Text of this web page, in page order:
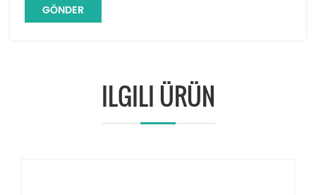
ILGILI ÜRÜN